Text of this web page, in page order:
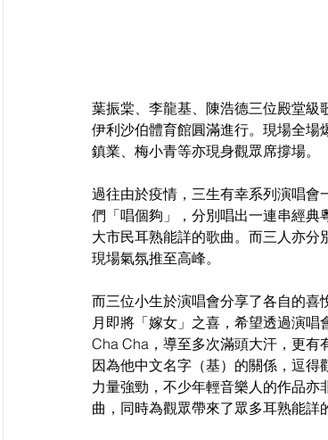
葉振棠、李龍基、陳浩德三位殿堂
伊利沙伯體育館圓滿進行。現場全
鎮業、梅小青等亦現身觀眾席撐場。
過往由於疫情，三生有幸系列演唱
們「唱個夠」，分別唱出一連串經
大市民耳熟能詳的歌曲。而三人亦
現場氣氛推至高峰。
而三位小生於演唱會分享了各自的
月即將「嫁女」之喜，希望透過演
Cha Cha，導至多次滿頭大汗，更有
因為他中文名字（基）的關係，逗
力量強勁，不少年輕音樂人的作品
曲，同時為觀眾帶來了眾多耳熟能詳